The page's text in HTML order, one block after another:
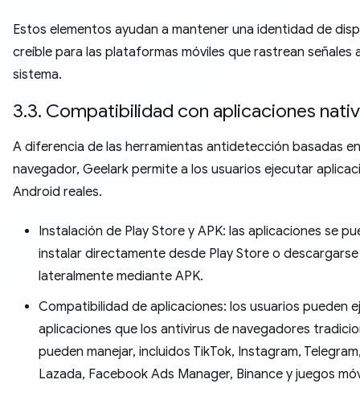
Estos elementos ayudan a mantener una identidad de
creíble para las plataformas móviles que rastrean señales
sistema.
3.3. Compatibilidad con aplicaciones
A diferencia de las herramientas antidetección basadas en
navegador, Geelark permite a los usuarios ejecutar
Android reales.
Instalación de Play Store y APK: las aplicaciones se
instalar directamente desde Play Store o descargarse
lateralmente mediante APK.
Compatibilidad de aplicaciones: los usuarios pueden
aplicaciones que los antivirus de navegadores
pueden manejar, incluidos TikTok, Instagram,
Lazada, Facebook Ads Manager, Binance y juegos